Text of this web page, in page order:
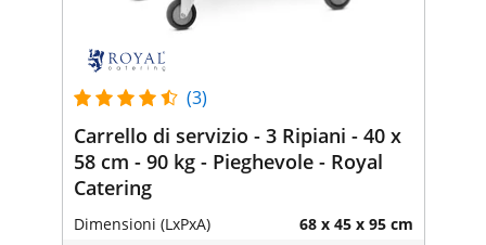
(3)
Carrello di servizio - 3 Ripiani - 40 x
58 cm - 90 kg - Pieghevole - Royal
Catering
Dimensioni (LxPxA) 68 x 45 x 95 cm